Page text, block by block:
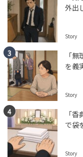
外出
Story
「
を義
Story
「
で袋
Story